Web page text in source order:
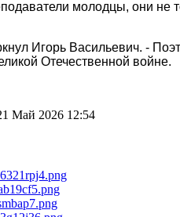
молодцы, они не
Игорь Васильевич. -
Отечественной войне.
Май 2026 12:54